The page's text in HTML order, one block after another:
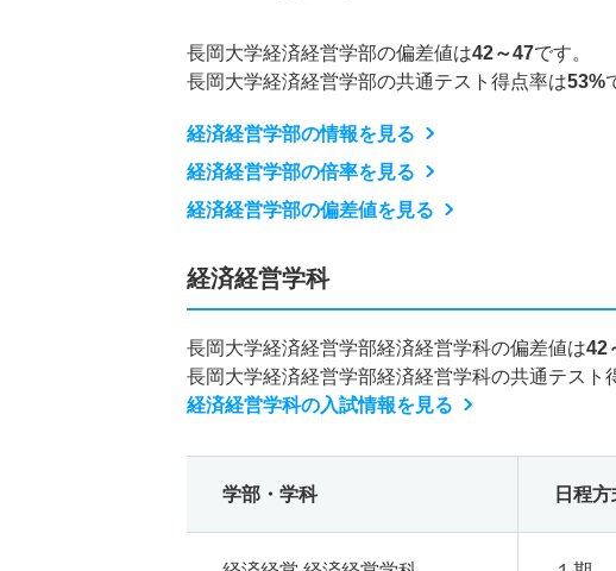
長岡大学経済経営学部の偏差値は42～47です。
長岡大学経済経営学部の共通テスト得点率は53%
経済経営学部の情報を見る
経済経営学部の倍率を見る
経済経営学部の偏差値を見る
経済経営学科
長岡大学経済経営学部経済経営学科の偏差値は42
長岡大学経済経営学部経済経営学科の共通テスト
経済経営学科の入試情報を見る
学部・学科 日程方